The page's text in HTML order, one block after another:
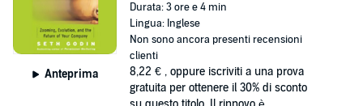
Anteprima
Durata: 3 ore e 4 min
Lingua: Inglese
Non sono ancora presenti recensioni
clienti
8,22 € , oppure iscriviti a una prova
gratuita per ottenere il 30% di sconto